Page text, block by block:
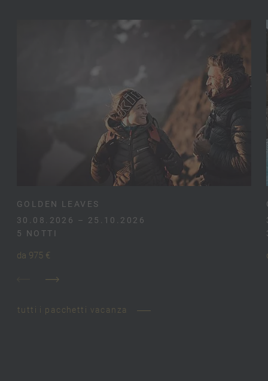
GOLDEN LEAVES
30.08.2026 – 25.10.2026
5 NOTTI
da 975 €
tutti i pacchetti vacanza